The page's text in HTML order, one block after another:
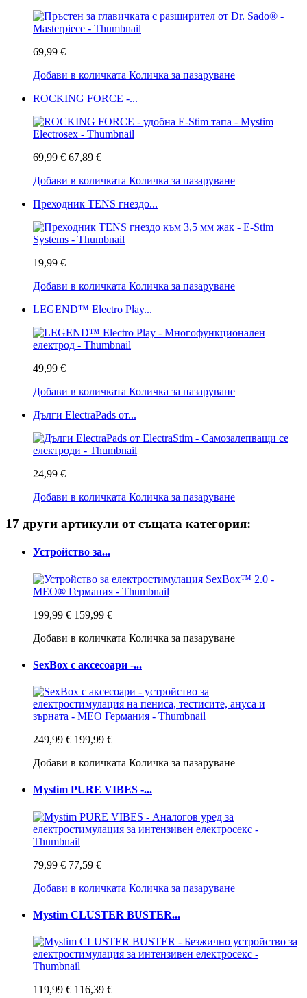
69,99 €
Добави в количката Количка за пазаруване
ROCKING FORCE -...
69,99 € 67,89 €
Добави в количката Количка за пазаруване
Преходник TENS гнездо...
19,99 €
Добави в количката Количка за пазаруване
LEGEND™ Electro Play...
49,99 €
Добави в количката Количка за пазаруване
Дълги ElectraPads от...
24,99 €
Добави в количката Количка за пазаруване
17 други артикули от същата категория:
Устройство за...
199,99 € 159,99 €
Добави в количката Количка за пазаруване
SexBox с аксесоари -...
249,99 € 199,99 €
Добави в количката Количка за пазаруване
Mystim PURE VIBES -...
79,99 € 77,59 €
Добави в количката Количка за пазаруване
Mystim CLUSTER BUSTER...
119,99 € 116,39 €